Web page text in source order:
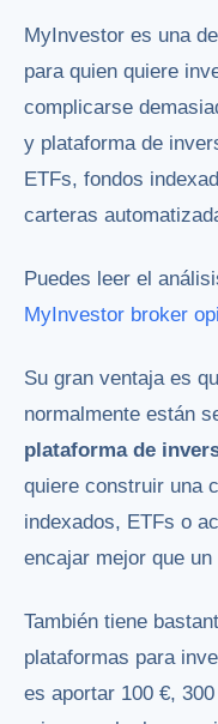
MyInvestor es una
para quien quiere
complicarse
y plataforma de
ETFs, fondos
carteras
Puedes leer el
MyInvestor broker
Su gran ventaja es
normalmente están
plataforma de
quiere construir una
indexados, ETFs o
encajar mejor que
También tiene
plataformas para
es aportar 100 €,